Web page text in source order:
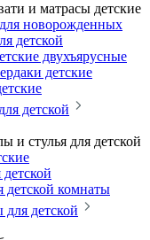
и матрасы детские
новорожденных
детской
двухъярусные
детские
детской
и стулья для детской
детской комнаты
детской